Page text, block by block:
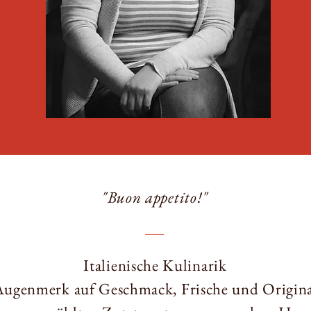
"Buon appetito!"
Italienische Kulinarik
auf Geschmack, Frische und